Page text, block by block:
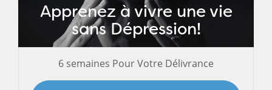
Apprenez à vivre une vie
sans Dépression!
6 semaines Pour Votre Délivrance